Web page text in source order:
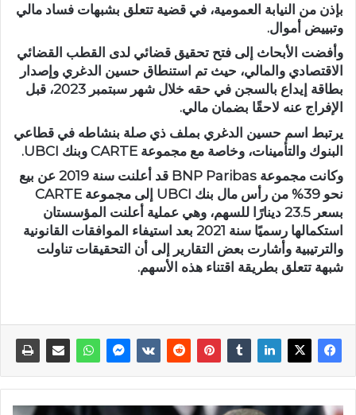
بإذن من النيابة العمومية، في قضية تتعلق بشبهات فساد مالي
وتبييض أموال.
وأفضت الأبحاث إلى فتح تحقيق قضائي لدى القطب القضائي
الاقتصادي والمالي، حيث تم استنطاق حسين الدغري وإصدار
بطاقة إيداع بالسجن في حقه خلال شهر سبتمبر 2023، قبل
الإفراج عنه لاحقًا بضمان مالي.
يرتبط اسم حسين الدغري بملف ذي صلة بنشاطه في قطاعي
البنوك والتأمينات، وخاصة مع مجموعة CARTE وبنك UBCI.
وكانت مجموعة BNP Paribas قد أعلنت سنة 2019 عن بيع
نحو 39% من رأس مال بنك UBCI إلى مجموعة CARTE
بسعر 23.5 دينارًا للسهم، وهي عملية أعلنت المؤسستان
استكمالها رسميًا سنة 2021 بعد استيفاء الموافقات القانونية
والترتيبية وأشارت بعض التقارير إلى أن التحقيقات تناولت
شبهة تتعلق بطريقة اقتناء هذه الأسهم.